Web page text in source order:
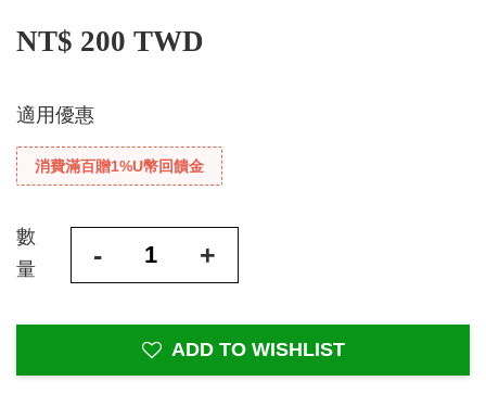
NT$ 200 TWD
適用優惠
消費滿百贈1%U幣回饋金
數
量
- +
ADD TO WISHLIST